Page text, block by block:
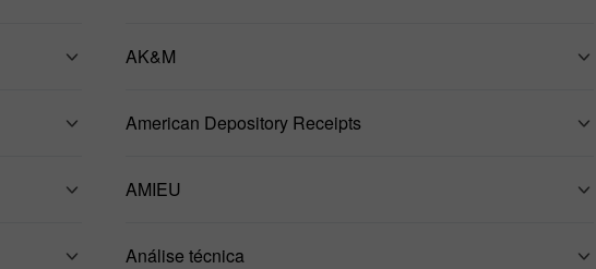
AK&M
American Depository Receipts
AMIEU
Análise técnica